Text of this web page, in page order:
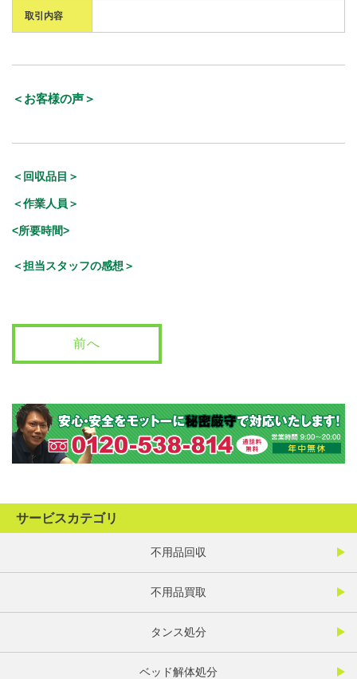
取引内容
＜お客様の声＞
＜回収品目＞
＜作業人員＞
<所要時間>
＜担当スタッフの感想＞
前へ
サービスカテゴリ
不用品回収
不用品買取
タンス処分
ベッド解体処分